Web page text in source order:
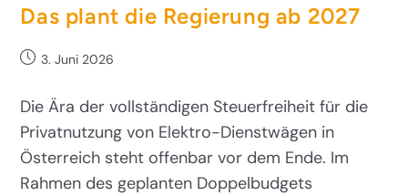
Das plant die Regierung ab 2027
3. Juni 2026
Die Ära der vollständigen Steuerfreiheit für die
Privatnutzung von Elektro-Dienstwägen in
Österreich steht offenbar vor dem Ende. Im
Rahmen des geplanten Doppelbudgets